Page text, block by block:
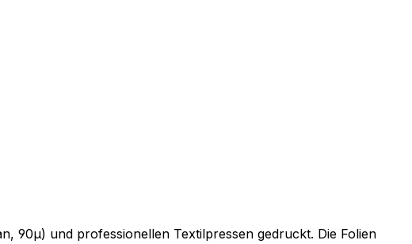
90µ) und professionellen Textilpressen gedruckt. Die Folien